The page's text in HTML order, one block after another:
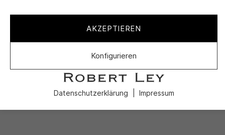
AKZEPTIEREN
Konfigurieren
Datenschutzerklärung Impressum